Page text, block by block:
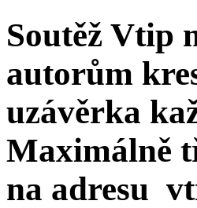
Soutěž Vtip
autorům
uzávěrka
Maximálně
na adresu